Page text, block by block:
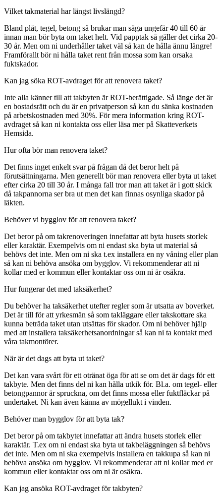
Vilket takmaterial har längst livslängd?
Bland plåt, tegel, betong så brukar man säga ungefär 40 till 60 år
innan man bör byta om taket helt. Vid papptak så gäller det cirka 20-
30 år. Men om ni underhåller taket väl så kan de hålla ännu längre!
Framförallt bör ni hålla taket rent från mossa som kan orsaka
fuktskador.
Kan jag söka ROT-avdraget för att renovera taket?
Inte alla känner till att takbyten är ROT-berättigade. Så länge det är
en bostadsrätt och du är en privatperson så kan du sänka kostnaden
på arbetskostnaden med 30%. För mera information kring ROT-
avdraget så kan ni kontakta oss eller läsa mer på Skatteverkets
Hemsida.
Hur ofta bör man renovera taket?
Det finns inget enkelt svar på frågan då det beror helt på
förutsättningarna. Men generellt bör man renovera eller byta ut taket
efter cirka 20 till 30 år. I många fall tror man att taket är i gott skick
då takpannorna ser bra ut men det kan finnas osynliga skador på
läkten.
Behöver vi bygglov för att renovera taket?
Det beror på om takrenoveringen innefattar att byta husets storlek
eller karaktär. Exempelvis om ni endast ska byta ut material så
behövs det inte. Men om ni ska t.ex installera en ny våning eller plan
så kan ni behöva ansöka om bygglov. Vi rekommenderar att ni
kollar med er kommun eller kontaktar oss om ni är osäkra.
Hur fungerar det med taksäkerhet?
Du behöver ha taksäkerhet utefter regler som är utsatta av boverket.
Det är till för att yrkesmän så som takläggare eller takskottare ska
kunna beträda taket utan utsättas för skador. Om ni behöver hjälp
med att installera taksäkerhetsanordningar så kan ni ta kontakt med
våra takmontörer.
När är det dags att byta ut taket?
Det kan vara svårt för ett otränat öga för att se om det är dags för ett
takbyte. Men det finns del ni kan hålla utkik för. Bl.a. om tegel- eller
betongpannor är spruckna, om det finns mossa eller fuktfläckar på
undertaket. Ni kan även känna av mögellukt i vinden.
Behöver man bygglov för att byta tak?
Det beror på om takbytet innefattar att ändra husets storlek eller
karaktär. T.ex om ni endast ska byta ut takbeläggningen så behövs
det inte. Men om ni ska exempelvis installera en takkupa så kan ni
behöva ansöka om bygglov. Vi rekommenderar att ni kollar med er
kommun eller kontaktar oss om ni är osäkra.
Kan jag ansöka ROT-avdraget för takbyten?